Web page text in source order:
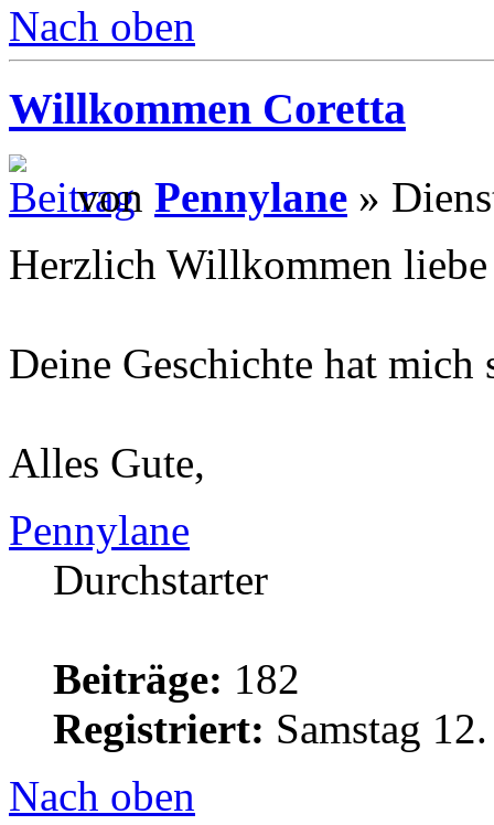
Nach oben
Willkommen Coretta
von Pennylane »
Herzlich Willkommen
Deine Geschichte hat mich
Alles Gute,
Pennylane
Durchstarter
Beiträge: 182
Registriert: Samstag
Nach oben